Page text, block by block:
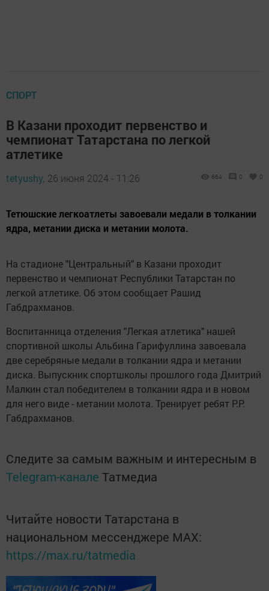
СПОРТ
В Казани проходит первенство и
чемпионат Татарстана по легкой
атлетике
tetyushy, 26 июня 2024 - 11:26 664 0 0
Тетюшские легкоатлеты завоевали медали в толкании
ядра, метании диска и метании молота.
На стадионе "Центральный" в Казани проходит
первенство и чемпионат Республики Татарстан по
легкой атлетике. Об этом сообщает Рашид
Габдрахманов.
Воспитанница отделения "Легкая атлетика" нашей
спортивной школы Альбина Гарифуллина завоевала
две серебряные медали в толкании ядра и метании
диска. Выпускник спортшколы прошлого года Дмитрий
Малкин стал победителем в толкании ядра и в новом
для него виде - метании молота. Тренирует ребят Р.Р.
Габдрахманов.
Следите за самым важным и интересным в
Telegram-канале Татмедиа
Читайте новости Татарстана в
национальном мессенджере MАХ:
https://max.ru/tatmedia